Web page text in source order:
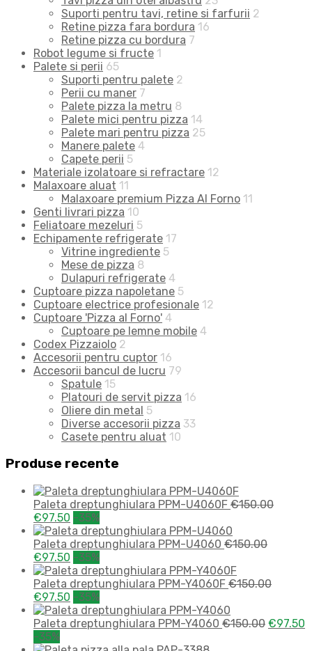
Suporti pentru tavi, retine si farfurii 2
Retine pizza fara bordura 16
Retine pizza cu bordura 7
Robot legume si fructe 1
Palete si perii 65
Suporti pentru palete 2
Perii cu maner 7
Palete pizza la metru 8
Palete mici pentru pizza 14
Palete mari pentru pizza 25
Manere palete 4
Capete perii 5
Materiale izolatoare si refractare 12
Malaxoare aluat 11
Malaxoare premium Pizza Al Forno 11
Genti livrari pizza 10
Feliatoare mezeluri 5
Echipamente refrigerate 17
Vitrine ingrediente 5
Mese de pizza 8
Dulapuri refrigerate 4
Cuptoare pizza napoletane 5
Cuptoare electrice profesionale 12
Cuptoare 'Pizza al Forno' 4
Cuptoare pe lemne mobile 4
Codex Pizzaiolo 2
Accesorii pentru cuptor 16
Accesorii bancul de lucru 79
Spatule 15
Platouri de servit pizza 16
Oliere din metal 5
Diverse accesorii pizza 33
Casete pentru aluat 10
Produse recente
Paleta dreptunghiulara PPM-U4060F €150.00
€97.50 -35%
Paleta dreptunghiulara PPM-U4060 €150.00
€97.50 -35%
Paleta dreptunghiulara PPM-Y4060F €150.00
€97.50 -35%
Paleta dreptunghiulara PPM-Y4060 €150.00 €97.50
-35%